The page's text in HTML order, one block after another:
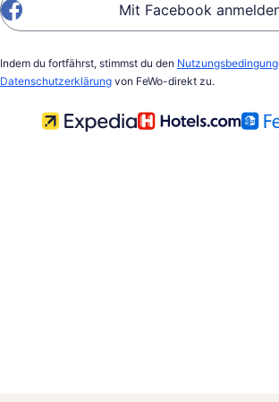
Mit Facebook
Indem du fortfährst, stimmst du den
Datenschutzerklärung von FeWo-direkt zu.